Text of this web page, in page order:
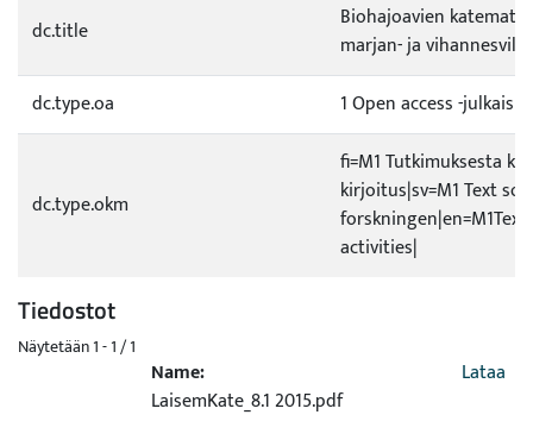
dc.title
Biohajoavien
marjan- ja
dc.type.oa
1 Open access -julkaisu
dc.type.okm
fi=M1 Tutkimuksesta
kirjoitus|sv=M1 Text
activities|
Tiedostot
Näytetään1 - 1 / 1
Name:
LaisemKate_8.1 2015.pdf
Lataa